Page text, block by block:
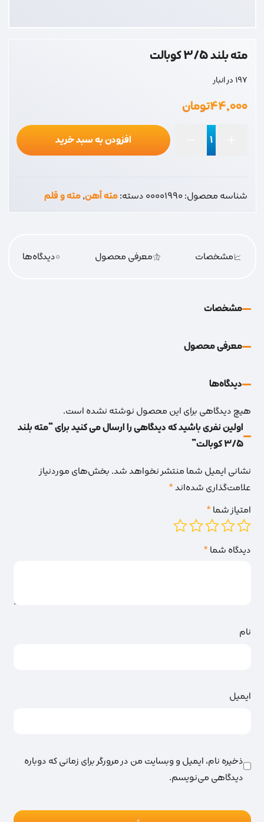
مته بلند 3/5 کوبالت
197 در انبار
۴۴,۰۰۰تومان
کوبالت
افزودن به سبد خرید
شناسه محصول:00001990دسته:مته آهن,مته و قلم
مشخصات معرفی محصول 0دیدگاه‌‌ها
مشخصات
معرفی محصول
دیدگاه‌‌ها
هیچ دیدگاهی برای این محصول نوشته نشده است.
اولین نفری باشید که دیدگاهی را ارسال می کنید برای “مته بلند
3/5 کوبالت”
نشانی ایمیل شما منتشر نخواهد شد.بخش‌های موردنیاز
علامت‌گذاری شده‌اند*
امتیاز شما*
دیدگاه شما*
نام
ایمیل
ذخیره نام، ایمیل و وبسایت من در مرورگر برای زمانی که دوباره
دیدگاهی می‌نویسم.